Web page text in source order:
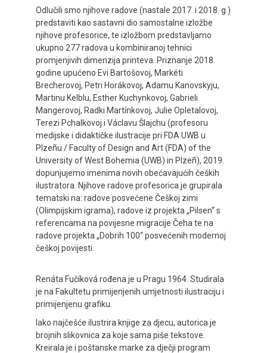
Odlučili smo njihove radove (nastale 2017. i 2018. g.)
predstaviti kao sastavni dio samostalne izložbe
njihove profesorice, te izložbom predstavljamo
ukupno 277 radova u kombiniranoj tehnici
promjenjivih dimenzija printeva. Priznanje 2018.
godine upućeno Evi Bartošovoj, Markéti
Brecherovoj, Petri Horákovoj, Adamu Kanovskyju,
Martinu Kelblu, Esther Kuchynkovoj, Gabrieli
Mangerovoj, Radki Martínkovoj, Julie Opletalovoj,
Terezi Pchalkovoj i Václavu Šlajchu (profesoru
medijske i didaktičke ilustracije pri FDA UWB u
Plzeñu / Faculty of Design and Art (FDA) of the
University of West Bohemia (UWB) in Plzeñ), 2019.
dopunjujemo imenima novih obećavajućih čeških
ilustratora. Njihove radove profesorica je grupirala
tematski na: radove posvećene Češkoj zimi
(Olimpijskim igrama), radove iz projekta „Pilsen“ s
referencama na povijesne migracije Čeha te na
radove projekta „Dobrih 100“ posvećenih modernoj
češkoj povijesti.
Renáta Fučíková rođena je u Pragu 1964. Studirala
je na Fakultetu primijenjenih umjetnosti ilustraciju i
primijenjenu grafiku.
Iako najčešće ilustrira knjige za djecu, autorica je
brojnih slikovnica za koje sama piše tekstove.
Kreirala je i poštanske marke za dječji program